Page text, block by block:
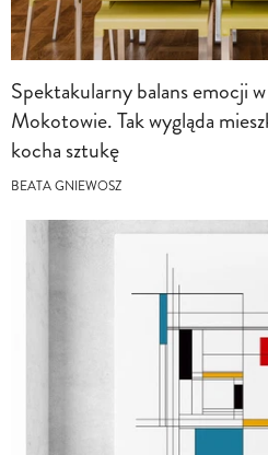
Spektakularny balans emocji
Mokotowie. Tak wygląda
kocha sztukę
BEATA GNIEWOSZ